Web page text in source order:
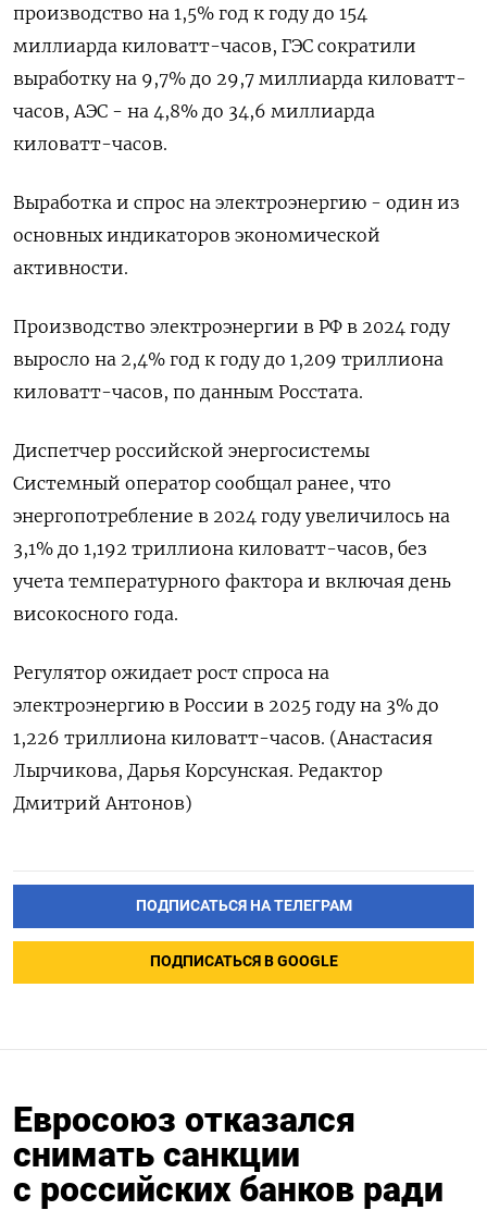
производство на 1,5% год к году до 154
миллиарда киловатт-часов, ГЭС сократили
выработку на 9,7% до 29,7 миллиарда киловатт-
часов, АЭС - на 4,8% до 34,6 миллиарда
киловатт-часов.
Выработка и спрос на электроэнергию - один из
основных индикаторов экономической
активности.
Производство электроэнергии в РФ в 2024 году
выросло на 2,4% год к году до 1,209 триллиона
киловатт-часов, по данным Росстата.
Диспетчер российской энергосистемы
Системный оператор сообщал ранее, что
энергопотребление в 2024 году увеличилось на
3,1% до 1,192 триллиона киловатт-часов, без
учета температурного фактора и включая день
високосного года.
Регулятор ожидает рост спроса на
электроэнергию в России в 2025 году на 3% до
1,226 триллиона киловатт-часов. (Анастасия
Лырчикова, Дарья Корсунская. Редактор
Дмитрий Антонов)
ПОДПИСАТЬСЯ НА ТЕЛЕГРАМ
ПОДПИСАТЬСЯ В GOOGLE
Евросоюз отказался
снимать санкции
с российских банков ради